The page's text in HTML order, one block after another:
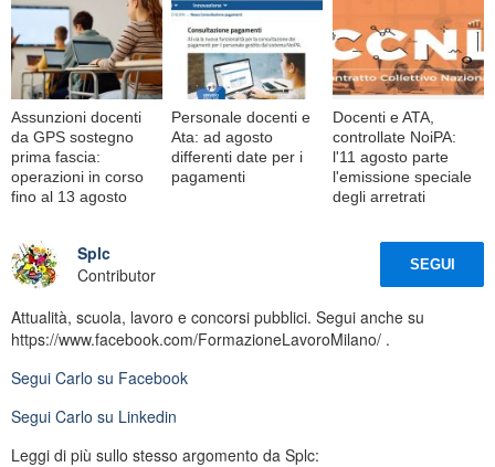
Assunzioni docenti
da GPS sostegno
prima fascia:
operazioni in corso
fino al 13 agosto
Personale docenti e
Ata: ad agosto
differenti date per i
pagamenti
Docenti e ATA,
controllate NoiPA:
l'11 agosto parte
l'emissione speciale
degli arretrati
Splc
Contributor
SEGUI
Attualità, scuola, lavoro e concorsi pubblici. Segui anche su
https://www.facebook.com/FormazioneLavoroMilano/ .
Segui Carlo su Facebook
Segui Carlo su Linkedin
Leggi di più sullo stesso argomento da Splc: